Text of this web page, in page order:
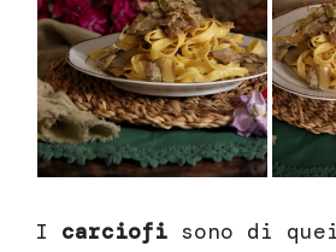
I carciofi sono di